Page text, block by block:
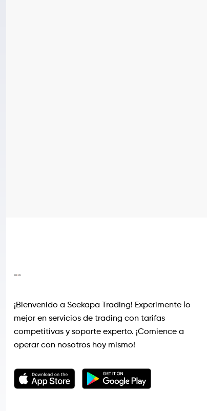
¡Bienvenido a Seekapa Trading! Experimente lo
mejor en servicios de trading con tarifas
competitivas y soporte experto. ¡Comience a
operar con nosotros hoy mismo!